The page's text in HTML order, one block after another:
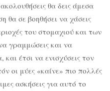
θα δεις άμεσα
θα σε βοηθήσει να χάσεις
του στομαχιού και των
γραμμώσεις και να
και έτσι να ενισχύσεις τον
οι μύες «καίνε» πιο πολλές
ασκήσεις για αυτό το